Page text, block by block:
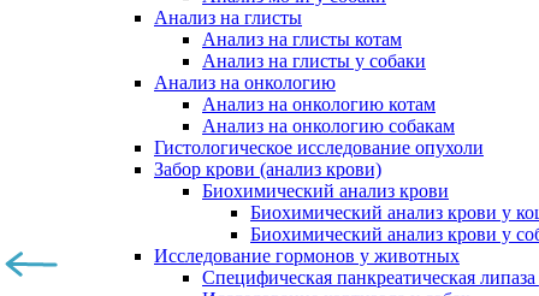
Анализ на глисты
Анализ на глисты котам
Анализ на глисты у собаки
Анализ на онкологию
Анализ на онкологию котам
Анализ на онкологию собакам
Гистологическое исследование опухоли
Забор крови (анализ крови)
Биохимический анализ крови
Биохимический анализ крови у
Биохимический анализ крови у
Исследование гормонов у животных
Специфическая панкреатическая